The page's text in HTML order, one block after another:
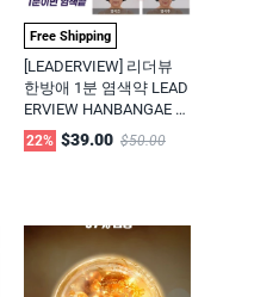
Free Shipping
[LEADERVIEW] 리더뷰
한방애 1분 염색약 LEAD
ERVIEW HANBANGAE 1
MIN HAIR COLOR DYE ,
10Pack (자연갈색 5호,
22% $39.00 $50.00